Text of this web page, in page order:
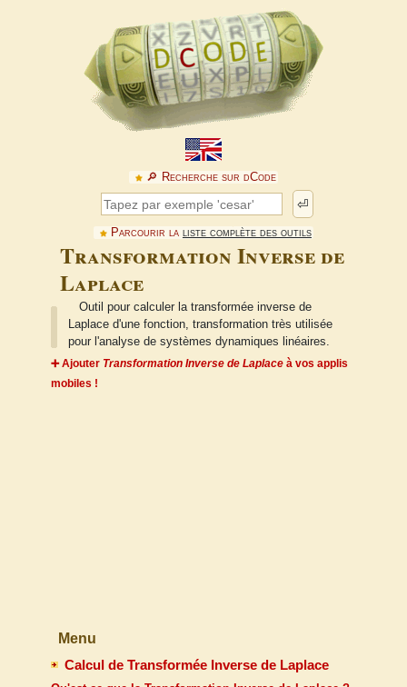
🔎︎ Recherche sur dCode
⏎
Parcourir la liste complète des outils
Transformation Inverse de
Laplace
Outil pour calculer la transformée inverse de
Laplace d'une fonction, transformation très utilisée
pour l'analyse de systèmes dynamiques linéaires.
➕ Ajouter Transformation Inverse de Laplace à vos applis
mobiles !
Menu
Calcul de Transformée Inverse de Laplace